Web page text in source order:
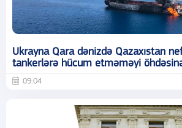
Ukrayna Qara dənizdə Qazaxıstan
tankerlərə hücum etməməyi
09:04